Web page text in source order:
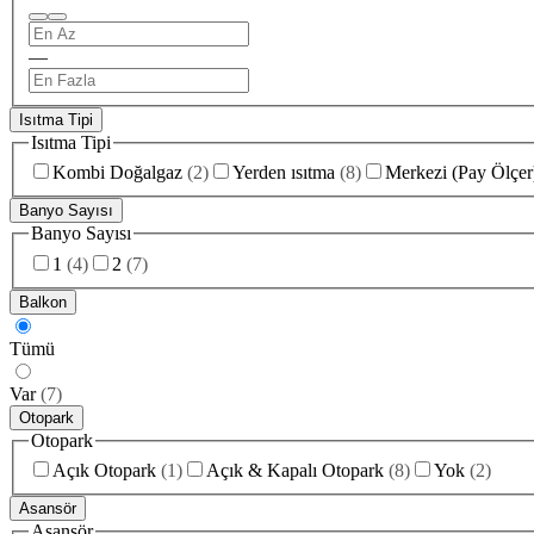
—
Isıtma Tipi
Isıtma Tipi
Kombi Doğalgaz (2) Yerden ısıtma (8) Merkezi (Pay
Banyo Sayısı
Banyo Sayısı
1 (4) 2 (7)
Balkon
Tümü
Var (7)
Otopark
Otopark
Açık Otopark (1) Açık & Kapalı Otopark (8) Yok (2)
Asansör